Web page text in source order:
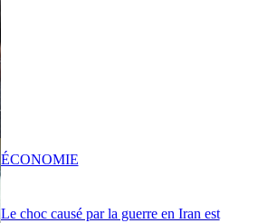
Le choc causé par la guerre en Iran est
ÉCONOMIE